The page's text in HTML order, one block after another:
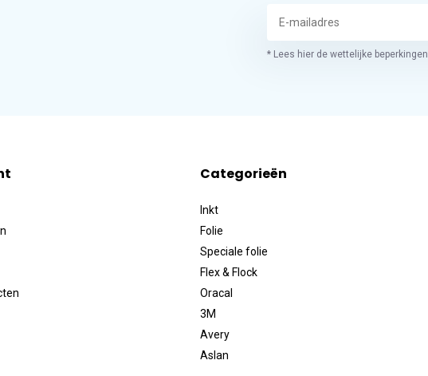
* Lees hier de wettelijke beperkingen
Categorieën
Inkt
Folie
Speciale folie
Flex & Flock
Oracal
3M
Avery
Aslan